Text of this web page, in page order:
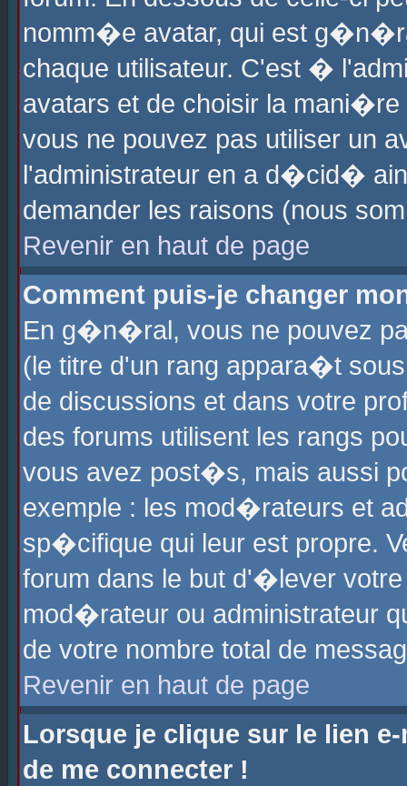
nomm�e avatar, qui est
chaque utilisateur. C'est �
avatars et de choisir la
vous ne pouvez pas utiliser un
l'administrateur en a d�cid�
demander les raisons (nous
Revenir en haut de page
Comment puis-je changer
En g�n�ral, vous ne pouvez
(le titre d'un rang appara�t
de discussions et dans votre
des forums utilisent les rangs
vous avez post�s, mais aussi
exemple : les mod�rateurs et
sp�cifique qui leur est propre.
forum dans le but d'�lever
mod�rateur ou administrateur
de votre nombre total de
Revenir en haut de page
Lorsque je clique sur le lien
de me connecter !